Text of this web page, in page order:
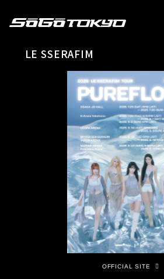
LE SSERAFIM
OFFICIAL SITE